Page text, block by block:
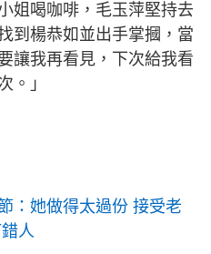
姐喝咖啡，毛玉萍堅持去
到楊恭如並出手掌摑，當
讓我再看見，下次給我看
。」
：她做得太過份 接受老
人